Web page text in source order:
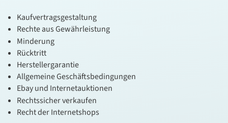
Kaufvertragsgestaltung
Rechte aus Gewährleistung
Minderung
Rücktritt
Herstellergarantie
Allgemeine Geschäftsbedingungen
Ebay und Internetauktionen
Rechtssicher verkaufen
Recht der Internetshops